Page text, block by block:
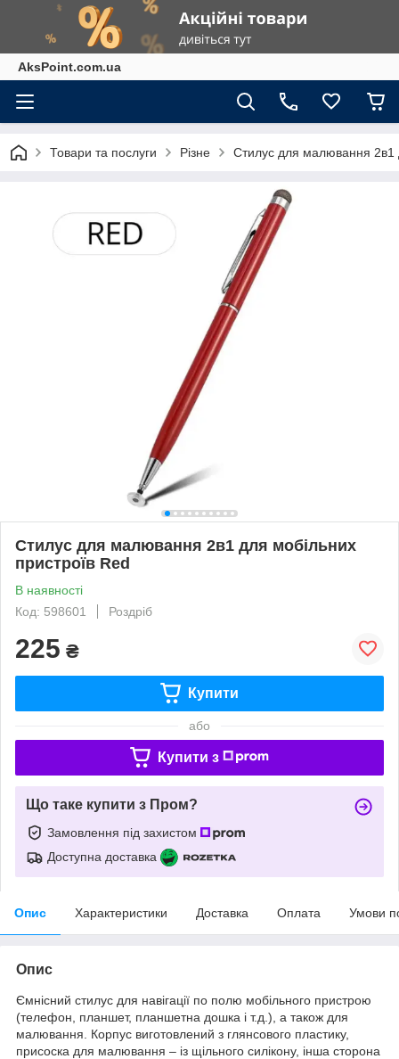
AksPoint.com.ua
Товари та послуги Різне Стилус для малювання 2в1
Стилус для малювання 2в1 для мобільних
пристроїв Red
В наявності
Код: 598601
Роздріб
225 ₴
Купити
або
Купити з
Що таке купити з Пром?
Замовлення під захистом
Доступна доставка
Опис Характеристики Доставка Оплата Умови
Опис
Ємнісний стилус для навігації по полю мобільного пристрою
(телефон, планшет, планшетна дошка і т.д.), а також для
малювання. Корпус виготовлений з глянсового пластику,
присоска для малювання – із щільного силікону, інша сторона